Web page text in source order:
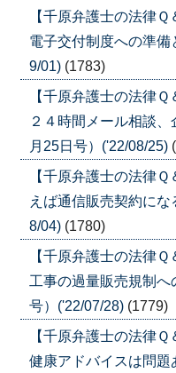
【千原弁護士の法律
電子交付制度への準
9/01) (1783)
【千原弁護士の法律
２４時間メール相談
月25日号）('22/08/25)
【千原弁護士の法律
えば通信販売契約に
8/04) (1780)
【千原弁護士の法律
工事の過量販売規制へ
号）('22/07/28) (1779)
【千原弁護士の法律
健康アドバイスは問